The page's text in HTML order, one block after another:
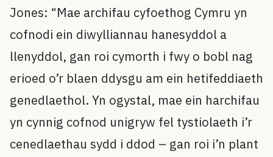
Jones: “Mae archifau cyfoethog Cymru yn
cofnodi ein diwylliannau hanesyddol a
llenyddol, gan roi cymorth i fwy o bobl nag
erioed o’r blaen ddysgu am ein hetifeddiaeth
genedlaethol. Yn ogystal, mae ein harchifau
yn cynnig cofnod unigryw fel tystiolaeth i’r
cenedlaethau sydd i ddod – gan roi i’n plant